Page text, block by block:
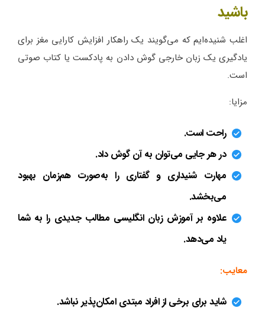
باشید
اغلب شنیده‌ایم که می‌گویند یک راهکار افزایش کارایی مغز برای
یادگیری یک زبان خارجی گوش دادن به پادکست یا کتاب صوتی
است.
مزایا:
راحت است.
در هر جایی می‌توان به آن گوش داد.
مهارت شنیداری و گفتاری را به‌صورت هم‌زمان بهبود
می‌بخشد.
علاوه بر آموزش زبان انگلیسی مطالب جدیدی را به شما
یاد می‌دهد.
معایب:
شاید برای برخی از افراد مبتدی امکان‌پذیر نباشد.